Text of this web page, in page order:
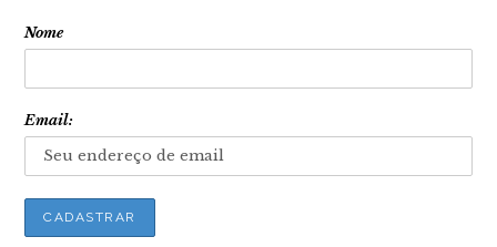
Nome
Email: